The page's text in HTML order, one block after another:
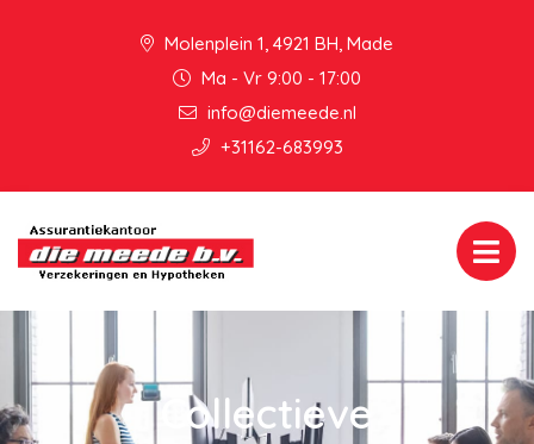
Molenplein 1, 4921 BH, Made
Ma - Vr 9:00 - 17:00
info@diemeede.nl
+31162-683993
Collectieve